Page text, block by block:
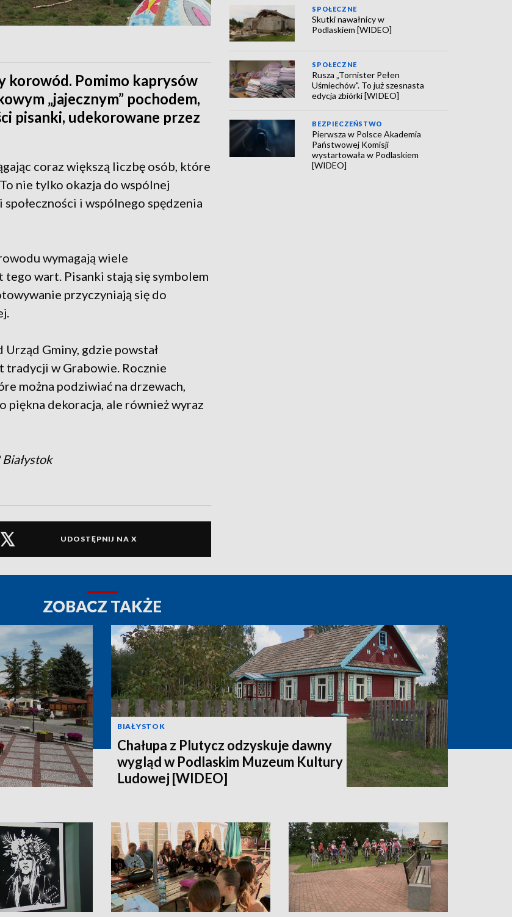
korowód. Pomimo kaprysów
„jajecznym” pochodem,
pisanki, udekorowane przez
coraz większą liczbę osób, które
nie tylko okazja do wspólnej
i wspólnego spędzenia
wymagają wiele
wart. Pisanki stają się symbolem
przyczyniają się do
Gminy, gdzie powstał
tradycji w Grabowie. Rocznie
można podziwiać na drzewach,
piękna dekoracja, ale również wyraz
UDOSTĘPNIJ NA X
SPOŁECZNE
Skutki nawałnicy w
Podlaskiem [WIDEO]
SPOŁECZNE
Rusza „Tornister Pełen
Uśmiechów". To już szesnasta
edycja zbiórki [WIDEO]
BEZPIECZEŃSTWO
Pierwsza w Polsce Akademia
Państwowej Komisji
wystartowała w Podlaskiem
[WIDEO]
ZOBACZ TAKŻE
BIAŁYSTOK
Chałupa z Plutycz odzyskuje dawny
wygląd w Podlaskim Muzeum Kultury
Ludowej [WIDEO]